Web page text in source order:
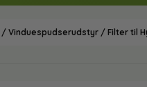
/ Vinduespudserudstyr / Filter til